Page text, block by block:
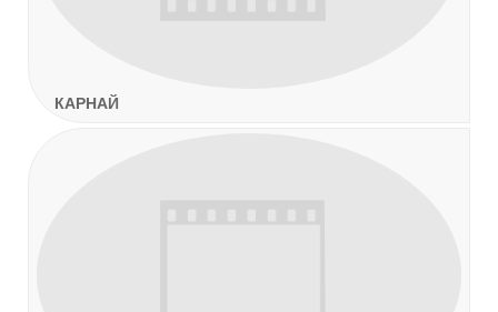
КАРНАЙ